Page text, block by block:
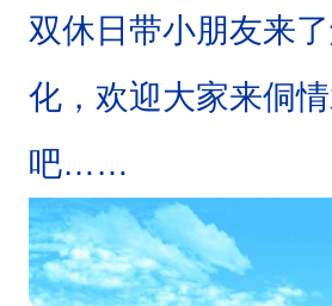
双休日带小朋友来
化，欢迎大家来侗
吧……